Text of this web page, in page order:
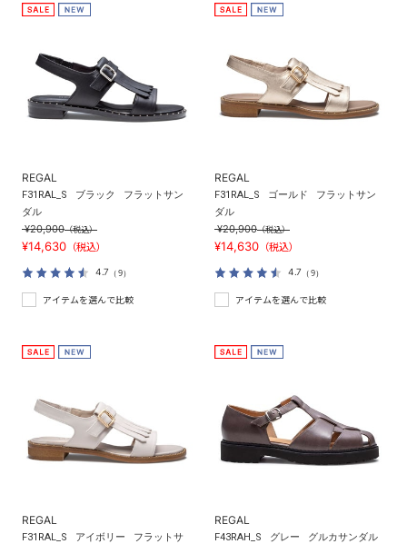
REGAL
F31RAL_S ブラック
フラットサン
ダル
¥20,900（税込）
¥14,630 （税込）
4.7 （9）
アイテムを選んで比較
REGAL
F31RAL_S ゴールド
フラットサン
ダル
¥20,900（税込）
¥14,630 （税込）
4.7 （9）
アイテムを選んで比較
REGAL
F31RAL_S アイボリー
フラットサ
REGAL
F43RAH_S グレー グルカサンダル